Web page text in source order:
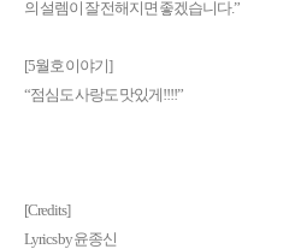
의 설렘이 잘 전해지면 좋겠습니다.”
[5월호 이야기]
“점심도 사랑도 맛있게!!!!”
[Credits]
Lyrics by 윤종신